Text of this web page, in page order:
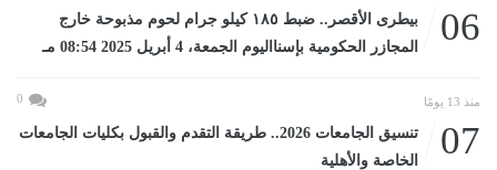
06
بيطرى الأقصر.. ضبط ١٨٥ كيلو جرام لحوم مذبوحة خارج
المجازر الحكومية بإسنااليوم الجمعة، 4 أبريل 2025 08:54 مـ
منذ 13 يومًا 0
07
تنسيق الجامعات 2026.. طريقة التقدم والقبول بكليات الجامعات
الخاصة والأهلية